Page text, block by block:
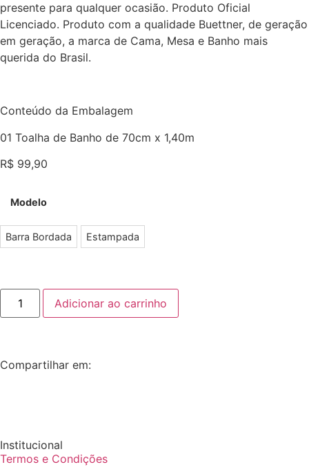
presente para qualquer ocasião. Produto Oficial
Licenciado. Produto com a qualidade Buettner, de geração
em geração, a marca de Cama, Mesa e Banho mais
querida do Brasil.
Conteúdo da Embalagem
01 Toalha de Banho de 70cm x 1,40m
R$ 99,90
Modelo
Barra Bordada Estampada
Adicionar ao carrinho
Compartilhar em:
Institucional
Termos e Condições